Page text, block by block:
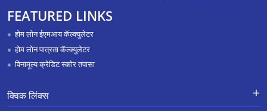
FEATURED LINKS
होम लोन ईएमआय कॅल्क्युलेटर
होम लोन पात्रता कॅल्क्युलेटर
विनामूल्य क्रेडिट स्कोर तपासा
क्विक लिंक्स